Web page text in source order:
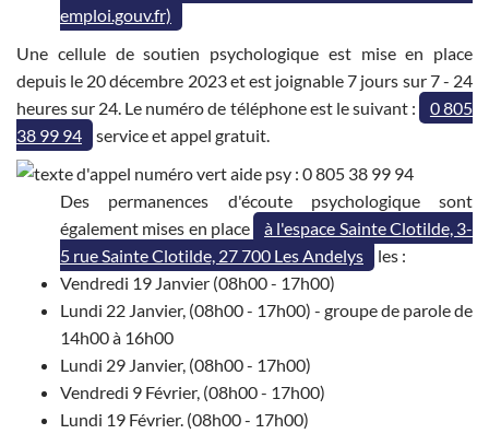
emploi.gouv.fr)
Une cellule de soutien psychologique est mise en place
depuis le 20 décembre 2023 et est joignable 7 jours sur 7 - 24
heures sur 24. Le numéro de téléphone est le suivant :
0 805
38 99 94
service et appel gratuit.
Des permanences d'écoute psychologique sont
également mises en place
à l'espace Sainte Clotilde, 3-
5 rue Sainte Clotilde, 27 700 Les Andelys
les :
Vendredi 19 Janvier (08h00 - 17h00)
Lundi 22 Janvier, (08h00 - 17h00) - groupe de parole de
14h00 à 16h00
Lundi 29 Janvier, (08h00 - 17h00)
Vendredi 9 Février, (08h00 - 17h00)
Lundi 19 Février. (08h00 - 17h00)